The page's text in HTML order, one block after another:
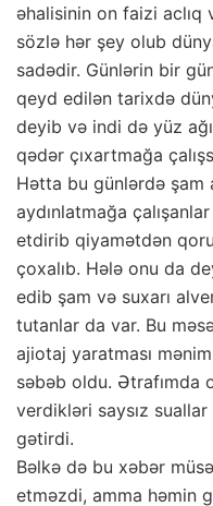
əhalisinin on faizi
sözlə hər şey olub
sadədir. Günlərin bir
qeyd edilən tarixdə
deyib və indi də yüz
qədər çıxartmağa
Hətta bu günlərdə şam
aydınlatmağa
etdirib qiyamətdən
çoxalıb. Hələ onu da
edib şam və suxarı
tutanlar da var. Bu
ajiotaj yaratması
səbəb oldu. Ətrafımda
verdikləri saysız
gətirdi.
Bəlkə də bu xəbər
etməzdi, amma həmin